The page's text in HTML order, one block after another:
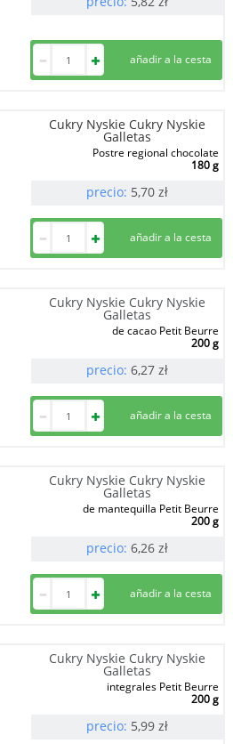
Cukry Nyskie Cukry Nyskie
Galletas
Postre regional chocolate
180 g
precio: 5,70 zł
Cukry Nyskie Cukry Nyskie
Galletas
de cacao Petit Beurre
200 g
precio: 6,27 zł
Cukry Nyskie Cukry Nyskie
Galletas
de mantequilla Petit Beurre
200 g
precio: 6,26 zł
Cukry Nyskie Cukry Nyskie
Galletas
integrales Petit Beurre
200 g
precio: 5,99 zł